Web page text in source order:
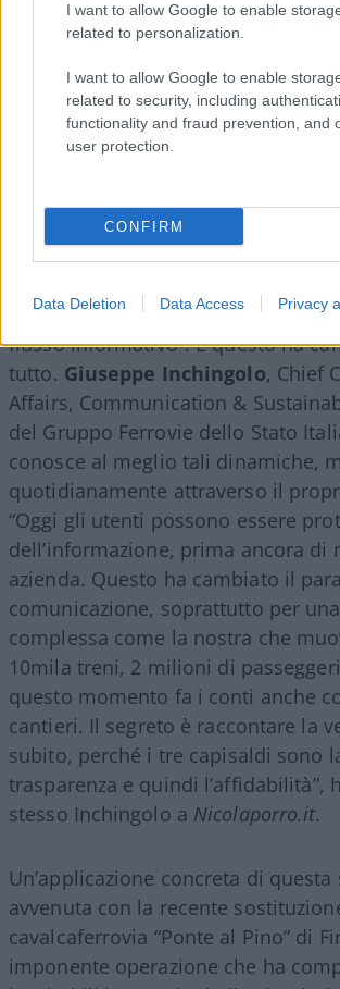
I want to allow Google to enable
related to personalization.
I want to allow Google to enable
related to security, including
functionality and fraud prevention, and
user protection.
CONFIRM
Data Deletion Data Access Privacy
Marco Leardi
7 Agosto 2026, 20:00
“La comunicazione digitale ha
flusso informativo”. E questo ha
tutto. Giuseppe Inchingolo, Chief
Affairs, Communication &
del Gruppo Ferrovie dello Stato
conosce al meglio tali dinamiche,
quotidianamente attraverso il
“Oggi gli utenti possono essere
dell’informazione, prima ancora di
azienda. Questo ha cambiato il
comunicazione, soprattutto per
complessa come la nostra che
10mila treni, 2 milioni di
questo momento fa i conti anche
cantieri. Il segreto è raccontare la
subito, perché i tre capisaldi sono
trasparenza e quindi l’affidabilità”,
stesso Inchingolo a Nicolaporro.it.
Un’applicazione concreta di questa
avvenuta con la recente
cavalcaferrovia “Ponte al Pino” di
imponente operazione che ha